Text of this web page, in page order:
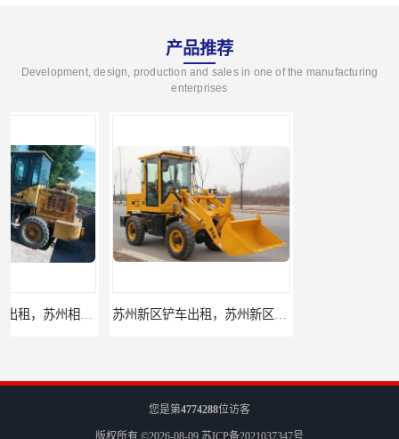
产品推荐
Development, design, production and sales in one of the manufacturing
enterprises
苏州新区铲车出租，苏州新区装载机出租
您是第4774288位访客
版权所有 ©2026-08-09 苏ICP备2021037347号